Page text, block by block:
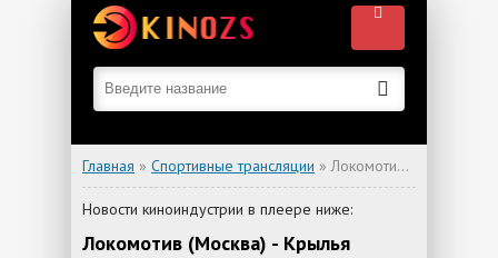
Главная » Спортивные трансляции » Локомотив (Москва) - Крылья Советов (Самара)
Новости киноиндустрии в плеере ниже:
Локомотив (Москва) - Крылья